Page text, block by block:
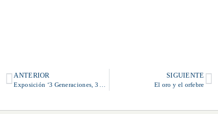
ANTERIOR
Exposición ‘3 Generaciones, 3 Artesanos’
SIGUIENTE
El oro y el orfebre